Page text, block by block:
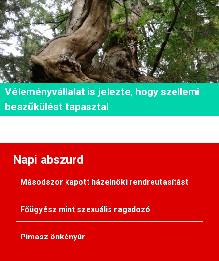
Véleményvállalat is jelezte, hogy szellemi
beszűkülést tapasztal
Napi abszurd
Másodszor kapott házelnöki rendreutasítást
Főügyész mint szexuális ragadozó
Pimasz önkényúr